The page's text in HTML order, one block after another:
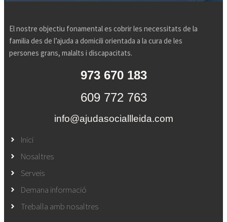
El nostre objectiu fonamental es cobrir les necessitats de la
familia des de l’ajuda a domicili orientada a la cura de les
persones grans, malalts i discapacitats.
973 670 183
609 772 763
info@ajudasociallleida.com
Inici
Nosaltres
Serveis
Demana informació
Treballa amb nosaltres